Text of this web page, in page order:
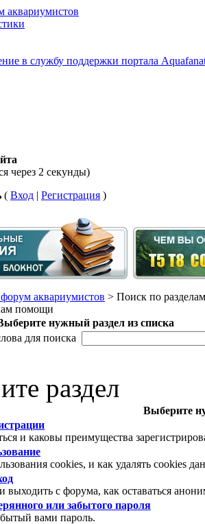
через 2 секунды)
( Вход | Регистрация )
аквариумистов > Поиск по
помощи
нужный раздел из списка
для поиска
раздел
Выберите
и каковы преимущества
cookies, и как удалять cookies
выходить с форума, как оставаться
или забытого пароля
вами пароль.